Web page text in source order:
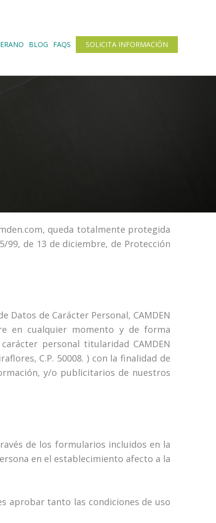
BLOG FAQS SOLICITA INFORMACIÓN
queda totalmente protegida
99, de 13 de diciembre, de Protección
Datos de Carácter Personal, CAMDEN
en cualquier momento y de forma
personal titularidad CAMDEN
C.P. 50008. ) con la finalidad de
y/o publicitarios de nuestros
de los formularios incluidos en la
en el establecimiento afecto a la
aprobar tanto las condiciones de uso